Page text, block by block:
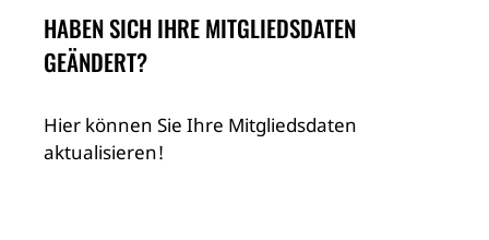
HABEN SICH IHRE MITGLIEDSDATEN
GEÄNDERT?
Hier können Sie Ihre Mitgliedsdaten
aktualisieren!